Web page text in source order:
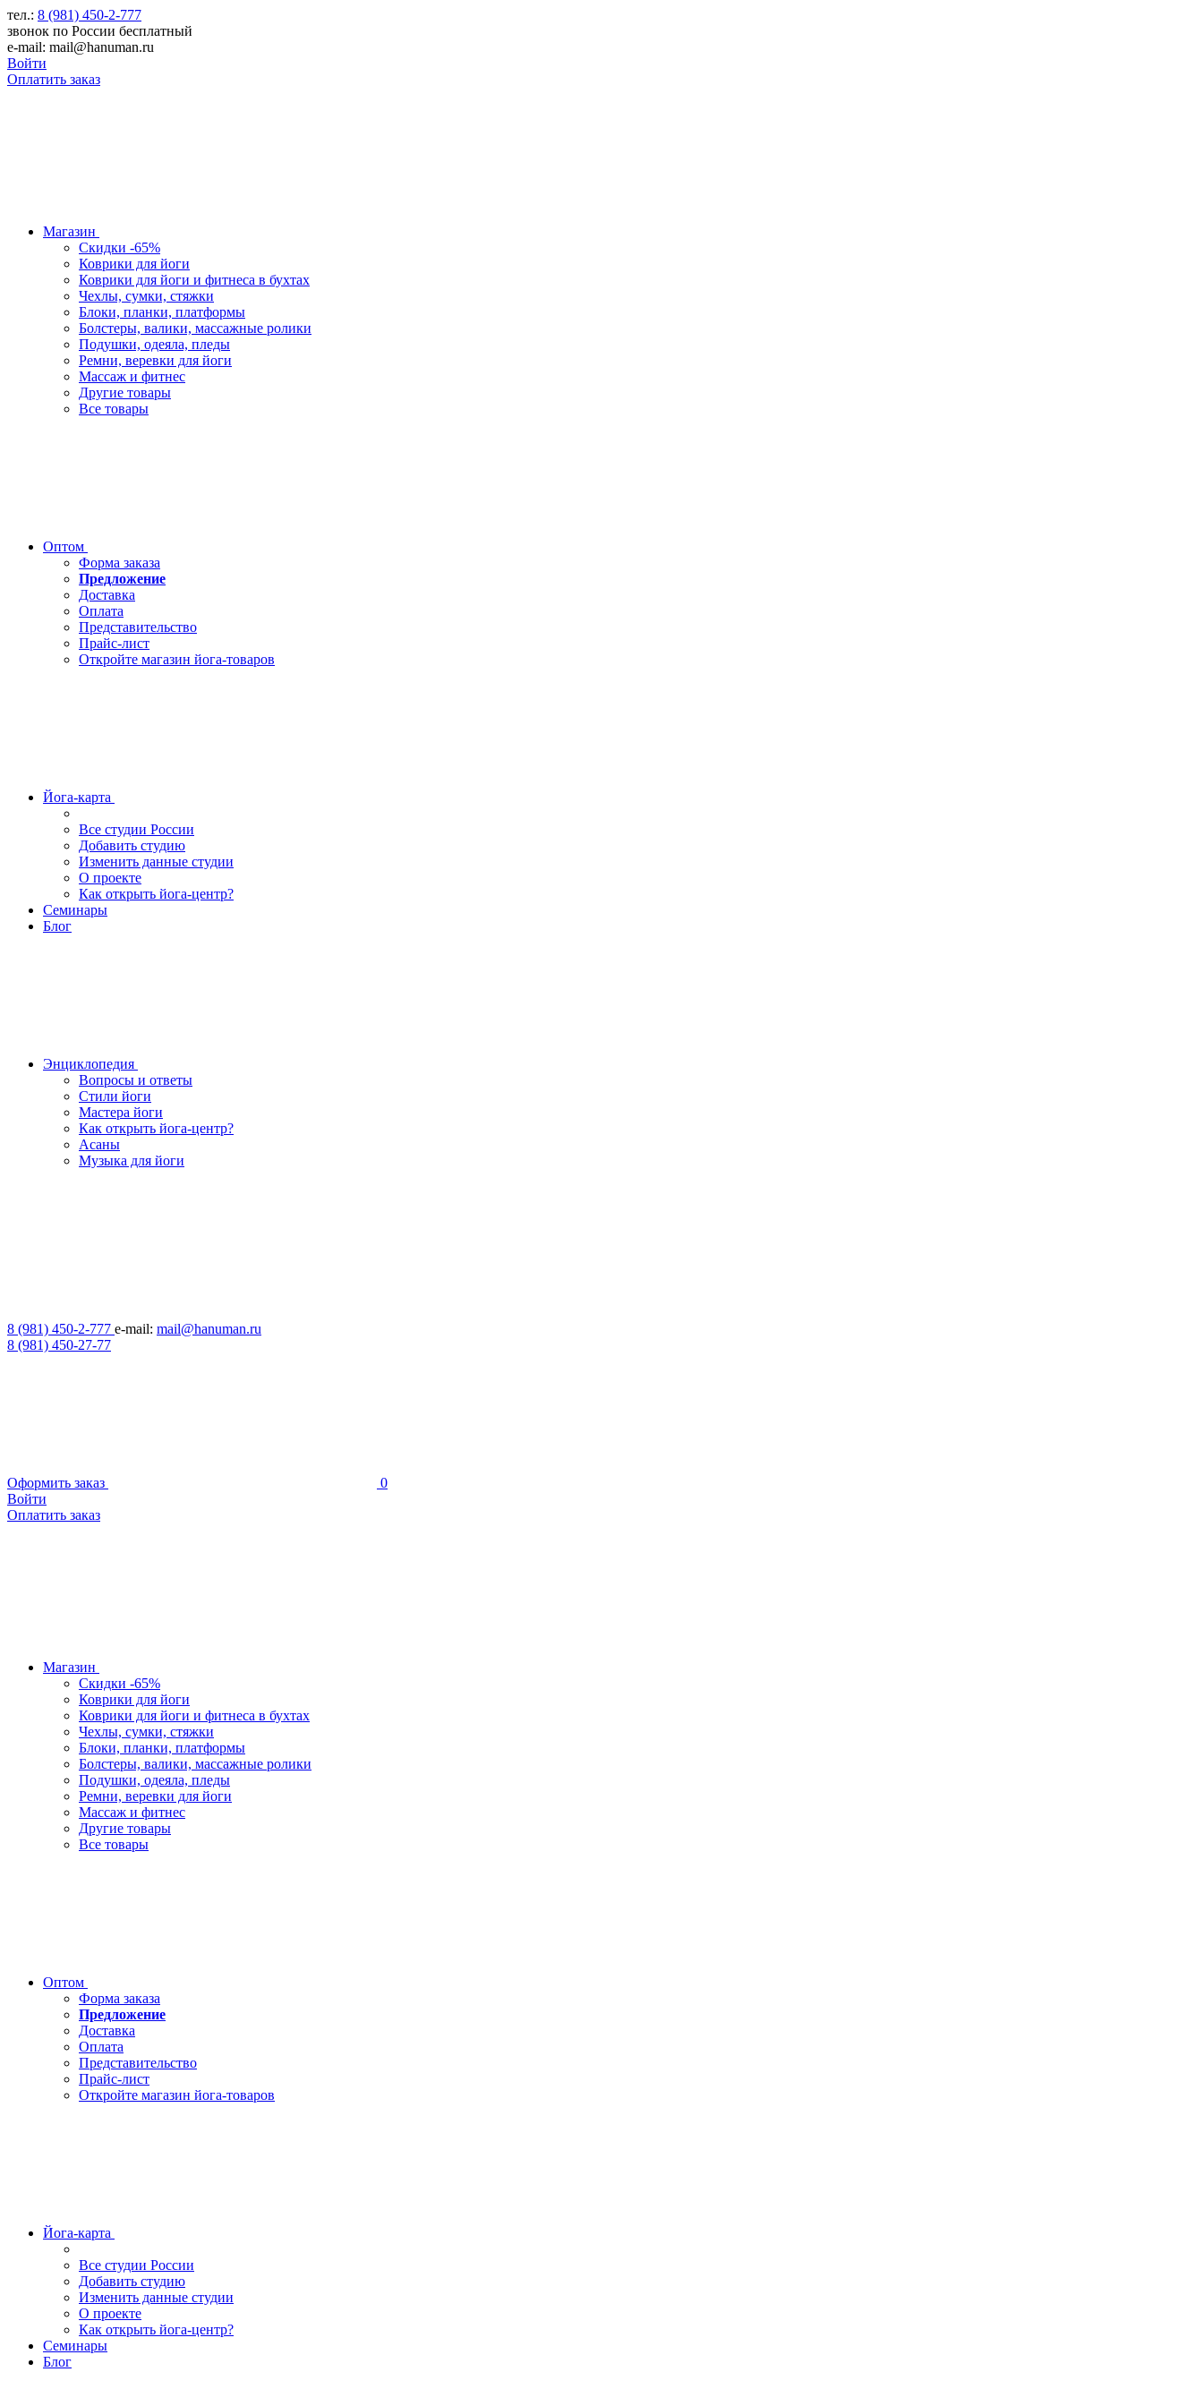
тел.: 8 (981) 450-2-777
звонок по России бесплатный
e-mail: mail@hanuman.ru
Войти
Оплатить заказ
Магазин
Скидки -65%
Коврики для йоги
Коврики для йоги и фитнеса в бухтах
Чехлы, сумки, стяжки
Блоки, планки, платформы
Болстеры, валики, массажные ролики
Подушки, одеяла, пледы
Ремни, веревки для йоги
Массаж и фитнес
Другие товары
Все товары
Оптом
Форма заказа
Предложение
Доставка
Оплата
Представительство
Прайс-лист
Откройте магазин йога-товаров
Йога-карта
Все студии России
Добавить студию
Изменить данные студии
О проекте
Как открыть йога-центр?
Семинары
Блог
Энциклопедия
Вопросы и ответы
Стили йоги
Мастера йоги
Как открыть йога-центр?
Асаны
Музыка для йоги
8 (981) 450-2-777 e-mail: mail@hanuman.ru
8 (981) 450-27-77
Оформить заказ
0
Войти
Оплатить заказ
Магазин
Скидки -65%
Коврики для йоги
Коврики для йоги и фитнеса в бухтах
Чехлы, сумки, стяжки
Блоки, планки, платформы
Болстеры, валики, массажные ролики
Подушки, одеяла, пледы
Ремни, веревки для йоги
Массаж и фитнес
Другие товары
Все товары
Оптом
Форма заказа
Предложение
Доставка
Оплата
Представительство
Прайс-лист
Откройте магазин йога-товаров
Йога-карта
Все студии России
Добавить студию
Изменить данные студии
О проекте
Как открыть йога-центр?
Семинары
Блог